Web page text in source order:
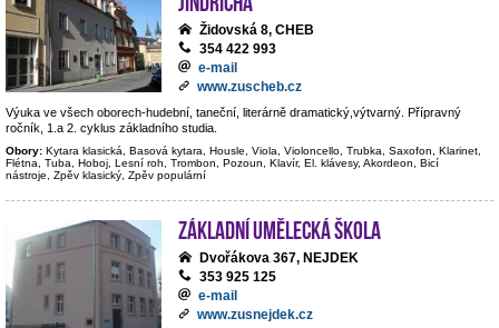
Židovská 8, CHEB
354 422 993
e-mail
www.zuscheb.cz
Výuka ve všech oborech-hudební, taneční, literárně dramatický,výtvarný. Přípravný
ročník, 1.a 2. cyklus základního studia.
Obory: Kytara klasická, Basová kytara, Housle, Viola, Violoncello, Trubka, Saxofon, Klarinet,
Flétna, Tuba, Hoboj, Lesní roh, Trombon, Pozoun, Klavír, El. klávesy, Akordeon, Bicí
nástroje, Zpěv klasický, Zpěv populární
Základní umělecká škola
Dvořákova 367, NEJDEK
353 925 125
e-mail
www.zusnejdek.cz